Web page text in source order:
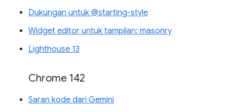
Dukungan untuk @starting-style
Widget editor untuk tampilan: masonry
Lighthouse 13
Chrome 142
Saran kode dari Gemini